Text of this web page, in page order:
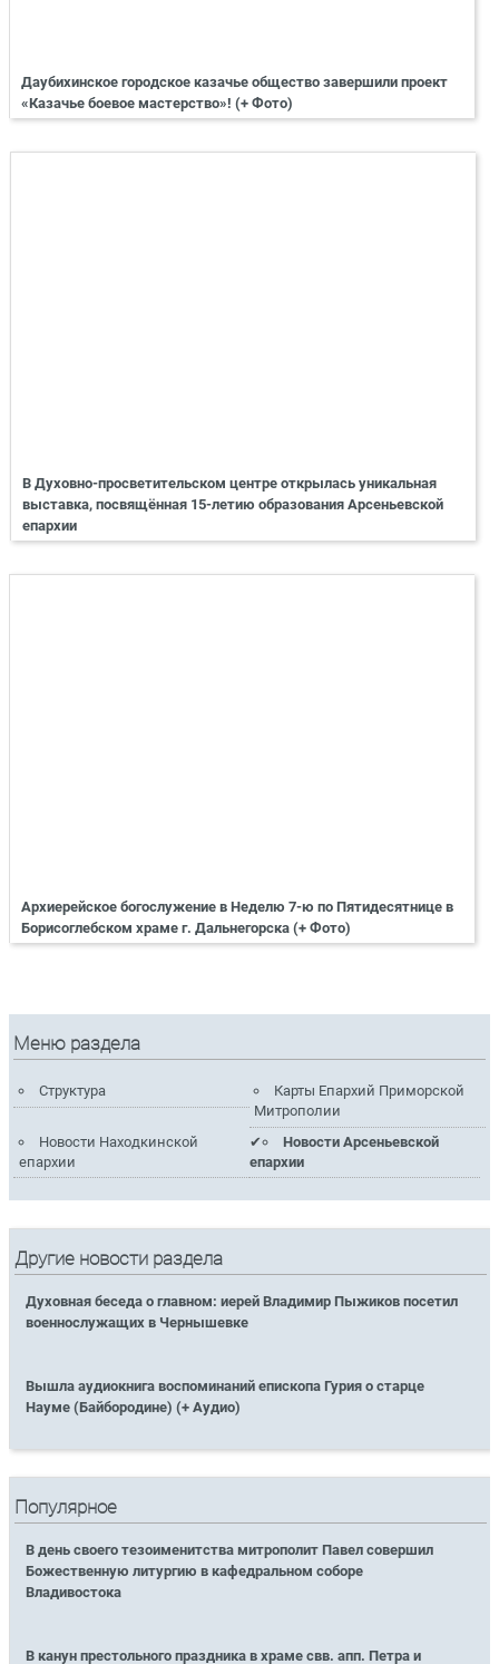
Даубихинское городское казачье общество завершили проект
«Казачье боевое мастерство»! (+ Фото)
В Духовно-просветительском центре открылась уникальная
выставка, посвящённая 15-летию образования Арсеньевской
епархии
Архиерейское богослужение в Неделю 7-ю по Пятидесятнице в
Борисоглебском храме г. Дальнегорска (+ Фото)
Меню раздела
Структура
Карты Епархий Приморской
Митрополии
Новости Находкинской
епархии
Новости Арсеньевской
епархии
Другие новости раздела
Духовная беседа о главном: иерей Владимир Пыжиков посетил
военнослужащих в Чернышевке
Вышла аудиокнига воспоминаний епископа Гурия о старце
Науме (Байбородине) (+ Аудио)
Популярное
В день своего тезоименитства митрополит Павел совершил
Божественную литургию в кафедральном соборе
Владивостока
В канун престольного праздника в храме свв. апп. Петра и